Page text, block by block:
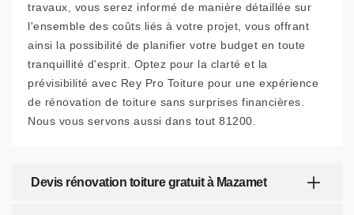
travaux, vous serez informé de manière détaillée sur
l'ensemble des coûts liés à votre projet, vous offrant
ainsi la possibilité de planifier votre budget en toute
tranquillité d'esprit. Optez pour la clarté et la
prévisibilité avec Rey Pro Toiture pour une expérience
de rénovation de toiture sans surprises financières.
Nous vous servons aussi dans tout 81200.
Devis rénovation toiture gratuit à Mazamet